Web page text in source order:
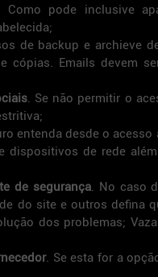
Como pode inclusive
de backup e archieve
cópias. Emails devem
. Se não permitir o
entenda desde o
dispositivos de rede
de segurança. No caso
do site e outros defina
dos problemas;
. Se esta for a